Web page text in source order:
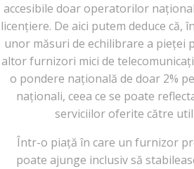
accesibile doar operatorilor
licențiere. De aici putem deduce că,
unor măsuri de echilibrare a pieței
altor furnizori mici de
o pondere națională de doar 2%
naționali, ceea ce se poate
serviciilor oferite către
Într-o piață în care un furnizor
poate ajunge inclusiv să